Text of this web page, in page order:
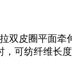
双皮圈平面牵
可纺纤维长度